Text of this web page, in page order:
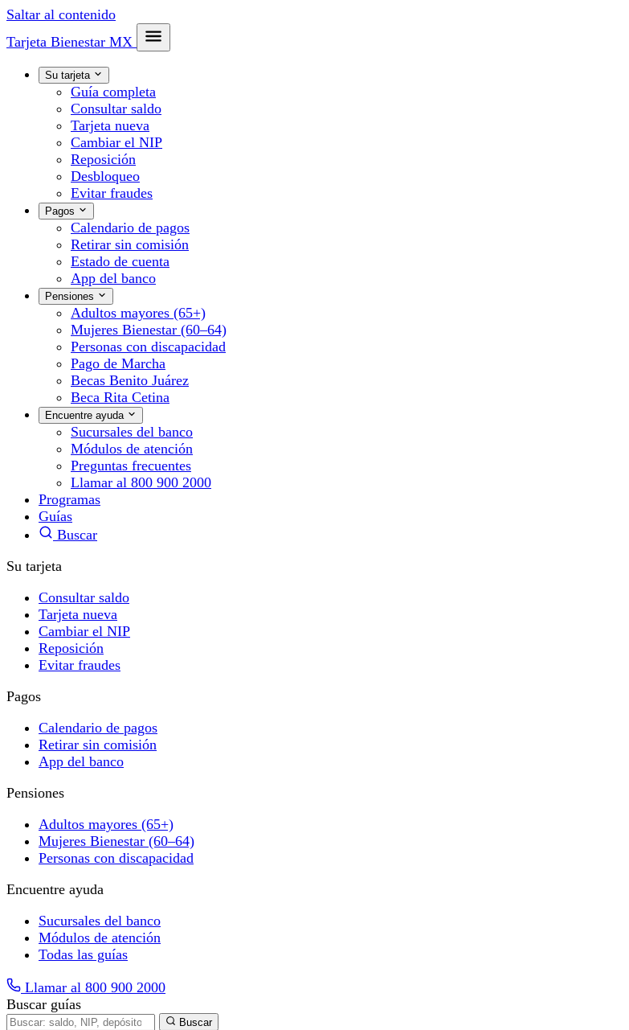
Saltar al contenido
Tarjeta Bienestar MX
Su tarjeta
Guía completa
Consultar saldo
Tarjeta nueva
Cambiar el NIP
Reposición
Desbloqueo
Evitar fraudes
Pagos
Calendario de pagos
Retirar sin comisión
Estado de cuenta
App del banco
Pensiones
Adultos mayores (65+)
Mujeres Bienestar (60–64)
Personas con discapacidad
Pago de Marcha
Becas Benito Juárez
Beca Rita Cetina
Encuentre ayuda
Sucursales del banco
Módulos de atención
Preguntas frecuentes
Llamar al 800 900 2000
Programas
Guías
Buscar
Su tarjeta
Consultar saldo
Tarjeta nueva
Cambiar el NIP
Reposición
Evitar fraudes
Pagos
Calendario de pagos
Retirar sin comisión
App del banco
Pensiones
Adultos mayores (65+)
Mujeres Bienestar (60–64)
Personas con discapacidad
Encuentre ayuda
Sucursales del banco
Módulos de atención
Todas las guías
Llamar al 800 900 2000
Buscar guías
Buscar